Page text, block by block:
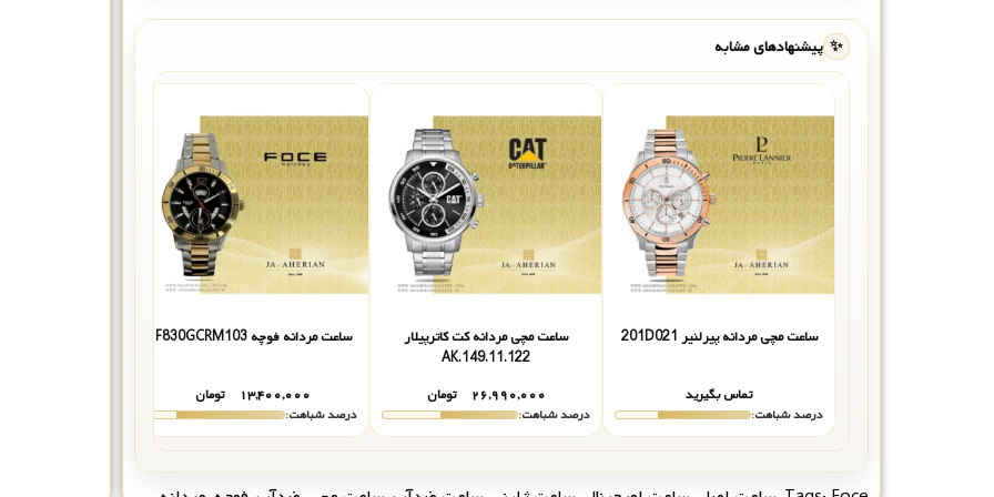
✨ پیشنهادهای مشابه
ساعت مچی مردانه پیرلنیر 201D021
تماس بگیرید
درصد شباهت:
ساعت مچی مردانه کت کاترپیلار
AK.149.11.122
۲۶,۹۹۰,۰۰۰
تومان
درصد شباهت:
ساعت مردانه فوچه F830GCRM103
۱۳,۴۰۰,۰۰۰
تومان
درصد شباهت: